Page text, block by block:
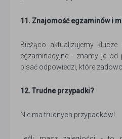
11. Znajomość egzaminów i
Bieżąco aktualizujemy klucze
egzaminacyjne - znamy je od
pisać odpowiedzi, które
12. Trudne przypadki?
Nie ma trudnych przypadków!